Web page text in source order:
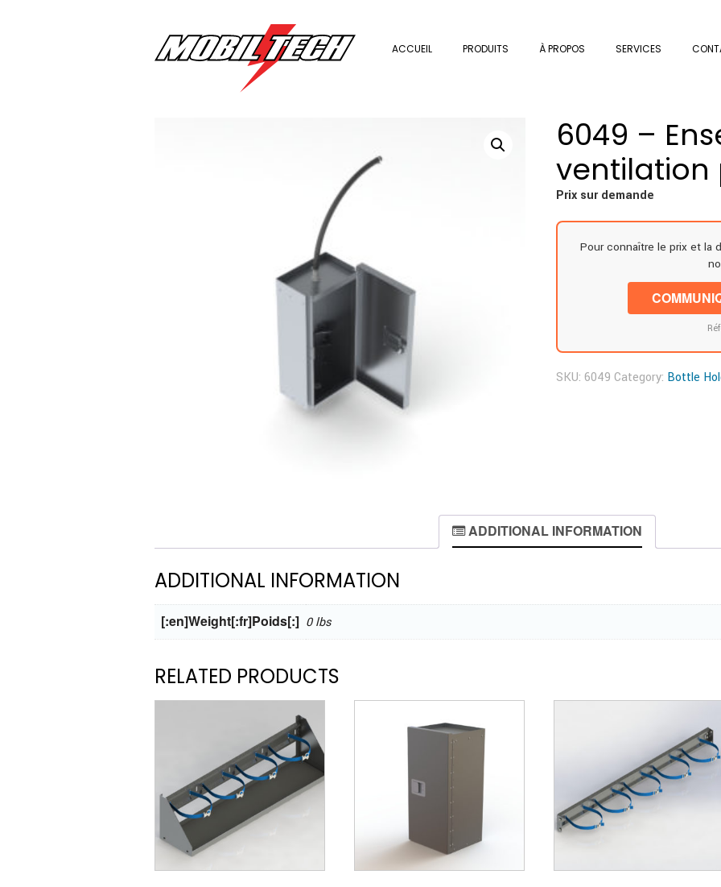
ACCUEIL PRODUITS À PROPOS SERVICES
6049 –
Prix sur demande
Pour connaître le prix et la
SKU:6049 Category: Bottle
ADDITIONAL INFORMATION
ADDITIONAL INFORMATION
[:en]Weight[:fr]Poids[:] 0 lbs
RELATED PRODUCTS